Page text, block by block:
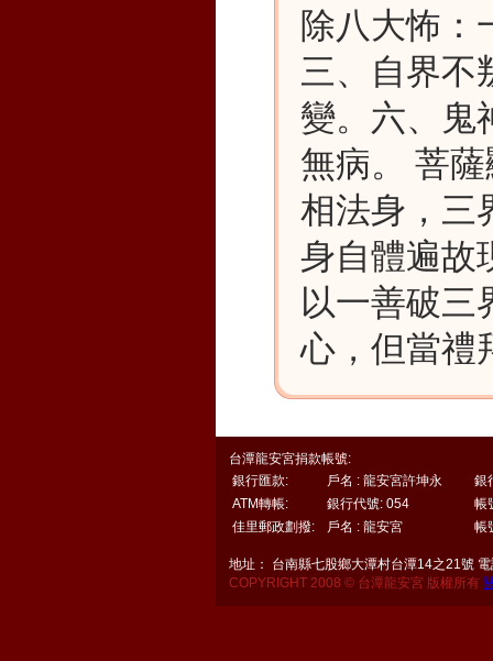
除八大怖：
三、自界不
變。六、鬼
無病。 菩
相法身，三
身自體遍故
以一善破三
心，但當禮
台潭龍安宮捐款帳號:
銀行匯款:
戶名 : 龍安宮許坤永
銀
ATM轉帳:
銀行代號: 054
帳
佳里郵政劃撥:
戶名 : 龍安宮 帳
地址： 台南縣七股鄉大潭村台潭14之21號
COPYRIGHT 2008 © 台潭龍安宮 版權所有